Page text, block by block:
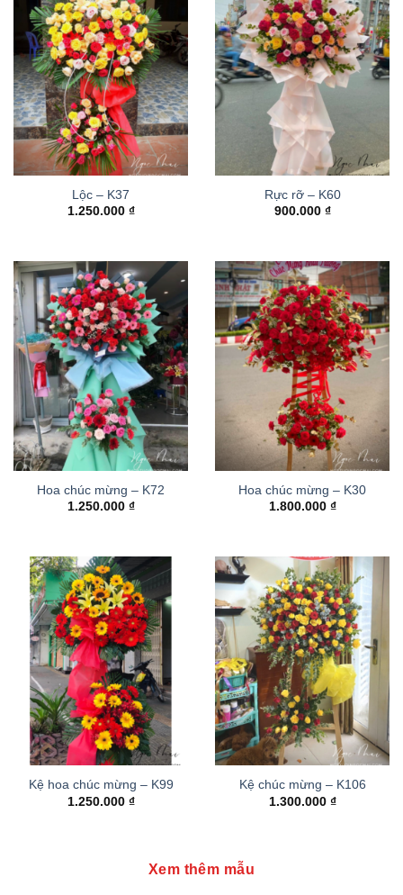
Lộc – K37
1.250.000 ₫
Rực rỡ – K60
900.000 ₫
Hoa chúc mừng – K72
1.250.000 ₫
Hoa chúc mừng – K30
1.800.000 ₫
Kệ hoa chúc mừng – K99
1.250.000 ₫
Kệ chúc mừng – K106
1.300.000 ₫
Xem thêm mẫu